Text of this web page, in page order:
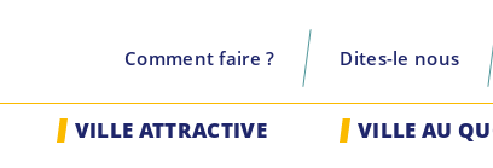
Comment faire ? Dites-le nous
recherche
VILLE ATTRACTIVE VILLE AU